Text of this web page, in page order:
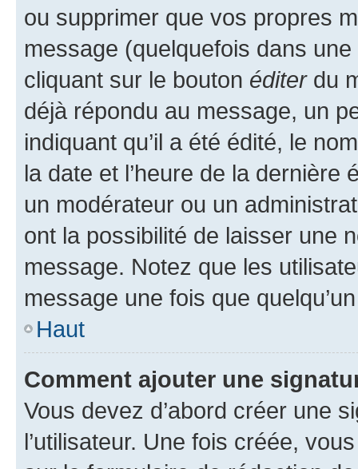
ou supprimer que vos propres
message (quelquefois dans
cliquant sur le bouton éditerdu
déjà répondu au message, un
indiquant qu’il a été édité, le
la date et l’heure de la dernière
un modérateur ou un
ont la possibilité de laisser une
message. Notez que les
message une fois que
Haut
Comment ajouter une
Vous devez d’abord créer une
l’utilisateur. Une fois créée,